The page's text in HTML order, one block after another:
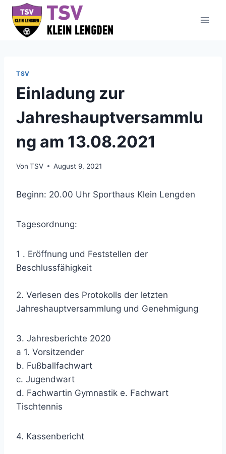
Zum
Inhalt
springen
TSV
Einladung zur
Jahreshauptversammlu
ng am 13.08.2021
Von TSV August 9, 2021
Beginn: 20.00 Uhr Sporthaus Klein Lengden
Tagesordnung:
1 . Eröffnung und Feststellen der
Beschlussfähigkeit
2. Verlesen des Protokolls der letzten
Jahreshauptversammlung und Genehmigung
3. Jahresberichte 2020
a 1. Vorsitzender
b. Fußballfachwart
c. Jugendwart
d. Fachwartin Gymnastik e. Fachwart
Tischtennis
4. Kassenbericht